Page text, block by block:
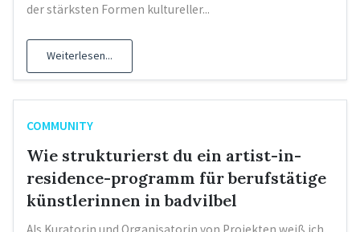
der stärksten Formen kultureller...
Weiterlesen...
COMMUNITY
Wie strukturierst du ein artist-in-
residence-programm für berufstätige
künstlerinnen in badvilbel